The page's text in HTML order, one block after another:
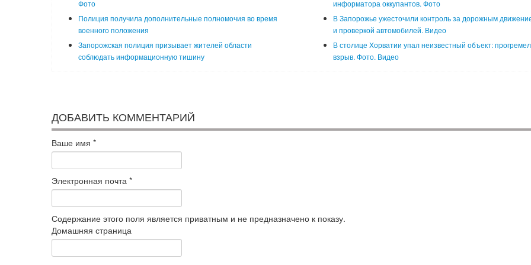
Фото
информатора оккупантов. Фото
Полиция получила дополнительные полномочия во время
военного положения
В Запорожье ужесточили контроль за дорожным
и проверкой автомобилей. Видео
Запорожская полиция призывает жителей области
соблюдать информационную тишину
В столице Хорватии упал неизвестный объект: прогремел
взрыв. Фото. Видео
ДОБАВИТЬ КОММЕНТАРИЙ
Ваше имя *
Электронная почта *
Содержание этого поля является приватным и не предназначено к показу.
Домашняя страница